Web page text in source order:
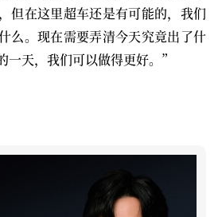
但在这里超车还是有可能的，我们
么。现在需要弄清今天究竟出了什
一天，我们可以做得更好。”